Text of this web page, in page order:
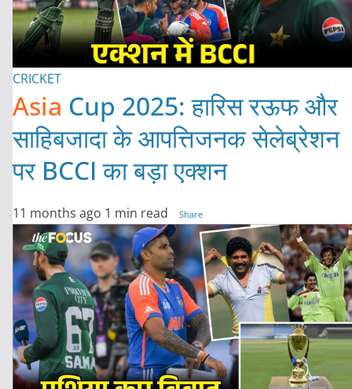
CRICKET
Asia Cup 2025: हारिस रऊफ और
साहिबजादा के आपत्तिजनक सेलेब्रेशन
पर BCCI का बड़ा एक्शन
11 months ago 1 min read Share